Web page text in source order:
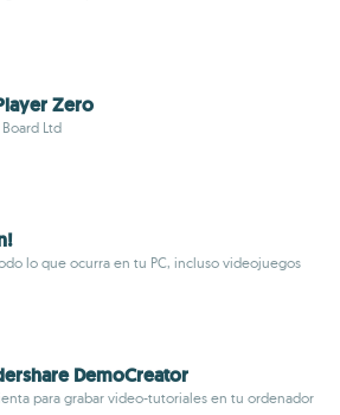
Zero
Ltd
lo que ocurra en tu PC, incluso videojuegos
DemoCreator
para grabar video-tutoriales en tu ordenador